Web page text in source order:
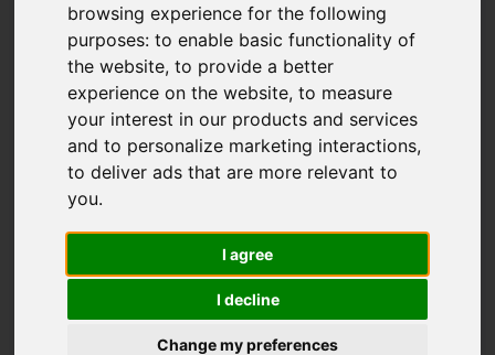
browsing experience for the following
purposes:to enable basic functionality of
the website,to provide a better
experience on the website,to measure
your interest in our products and services
and to personalize marketing interactions,
to deliver ads that are more relevant to
you.
I agree
I decline
Change my preferences
LAUDAT SUPPLY
NVD 48 A2U
CATEGORIA DE PISTÓN Y BIELA
SEGMENTO DE COMPRESIÓN
NÚMERO DE PIEZA: 51124328